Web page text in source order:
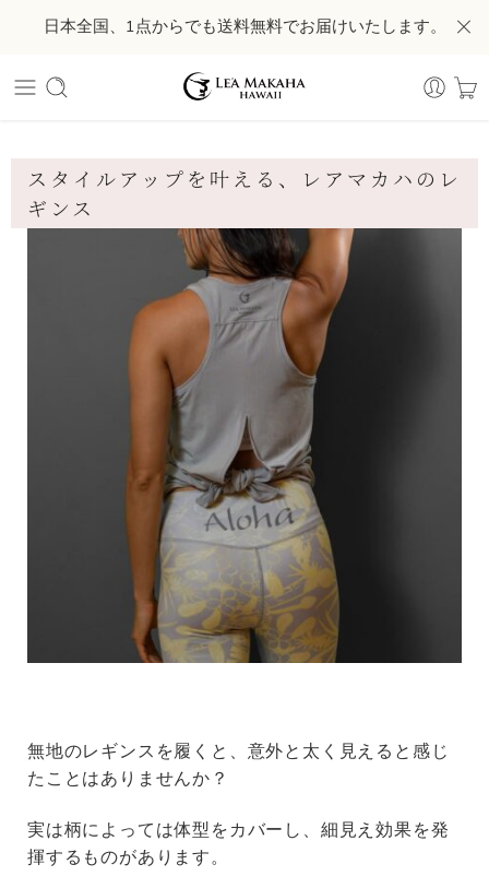
日本全国、1点からでも送料無料でお届けいたします。
スタイルアップを叶える、レアマカハのレ
ギンス
無地のレギンスを履くと、意外と太く見えると感じ
たことはありませんか？
実は柄によっては体型をカバーし、細見え効果を発
揮するものがあります。